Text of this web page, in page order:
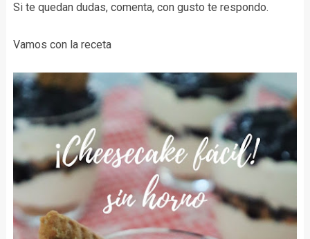
Si te quedan dudas, comenta, con gusto te respondo.
Vamos con la receta